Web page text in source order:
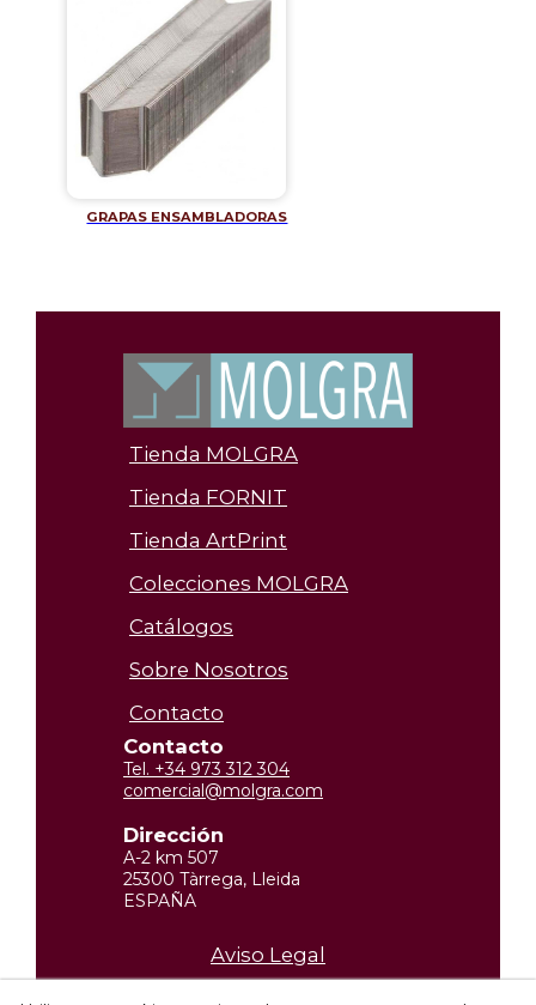
GRAPAS ENSAMBLADORAS
Tienda MOLGRA
Tienda FORNIT
Tienda ArtPrint
Colecciones MOLGRA
Catálogos
Sobre Nosotros
Contacto
Contacto
Tel. +34 973 312 304
comercial@molgra.com
Dirección
A-2 km 507
25300 Tàrrega, Lleida
ESPAÑA
Aviso Legal